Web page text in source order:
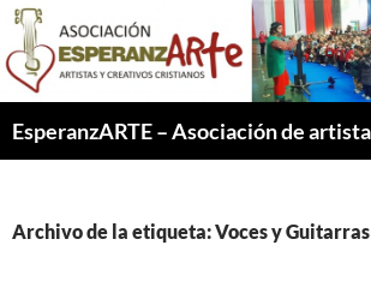
Saltar
contenido
Archivo de la etiqueta: Voces y Guitarras